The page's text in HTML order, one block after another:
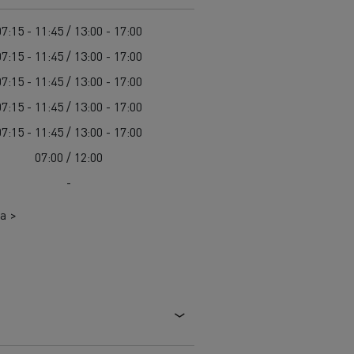
Pojazdy dla jednostek samorządu terytorialnego
Pojazdy ratowniczo-gaśnicze
W 100% elektryczny pojazd komunalny
Zbiórka odpadów
Czyszczenie i konserwacja kanalizacji
Leasing dla pojazdów elektrycznych
Design: rewolucja w pojazdach elektrycznych
Firma Guerlain i dostawy do 15 sklepów w
Paryżu
- 11:45 / 13:00 - 17:00
- 11:45 / 13:00 - 17:00
- 11:45 / 13:00 - 17:00
- 11:45 / 13:00 - 17:00
- 11:45 / 13:00 - 17:00
07:00 / 12:00
-
>